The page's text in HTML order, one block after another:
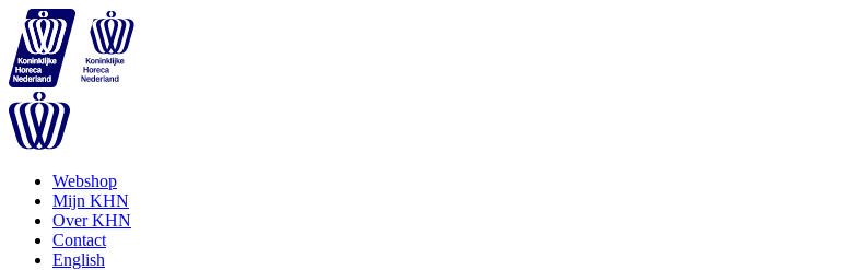
Webshop
Mijn KHN
Over KHN
Contact
English